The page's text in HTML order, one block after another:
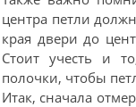
центра петли
края двери до
Стоит учесть и
полочки, чтобы
Итак, сначала